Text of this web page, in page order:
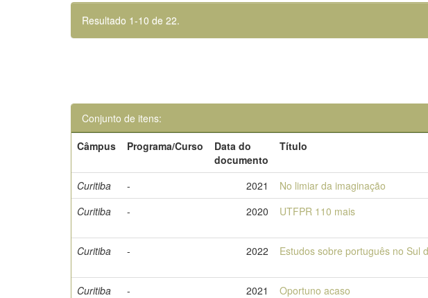
Resultado 1-10 de 22.
Conjunto de itens:
Câmpus
Programa/Curso
Data do
documento
Título
Curitiba - 2021 No limiar da imaginação
Curitiba
- 2020 UTFPR 110 mais
Curitiba
- 2022 Estudos sobre português no Sul
Curitiba
- 2021 Oportuno acaso